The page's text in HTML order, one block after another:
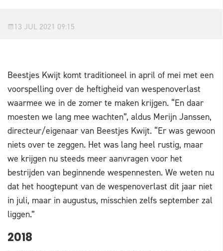
13 JUL 2021 09:15
Beestjes Kwijt komt traditioneel in april of mei met een
voorspelling over de heftigheid van wespenoverlast
waarmee we in de zomer te maken krijgen. “En daar
moesten we lang mee wachten”, aldus Merijn Janssen,
directeur/eigenaar van Beestjes Kwijt. “Er was gewoon
niets over te zeggen. Het was lang heel rustig, maar
we krijgen nu steeds meer aanvragen voor het
bestrijden van beginnende wespennesten. We weten nu
dat het hoogtepunt van de wespenoverlast dit jaar niet
in juli, maar in augustus, misschien zelfs september zal
liggen.”
2018